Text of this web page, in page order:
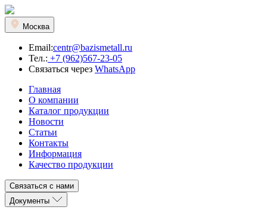
Москва
Email:centr@bazismetall.ru
Тел.: +7 (962)567-23-05
Связаться через WhatsApp
Главная
О компании
Каталог продукции
Новости
Статьи
Контакты
Информация
Качество продукции
Связаться с нами
Документы